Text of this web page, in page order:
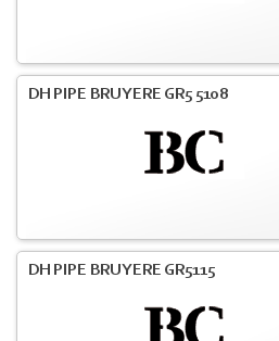
DH PIPE BRUYERE GR5 5108
DH PIPE BRUYERE GR5115